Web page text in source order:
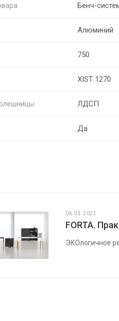
Бенч-
Алюминий
750
XIST 1270
ЛДСП
Да
06.05.2022
FORTA.
ЭКОлогичное